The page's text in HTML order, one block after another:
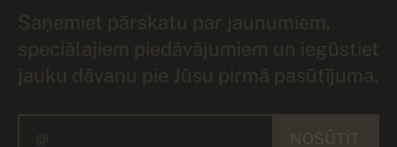
Saņemiet pārskatu par jaunumiem,
speciālajiem piedāvājumiem un iegūstiet
jauku dāvanu pie Jūsu pirmā pasūtījuma.